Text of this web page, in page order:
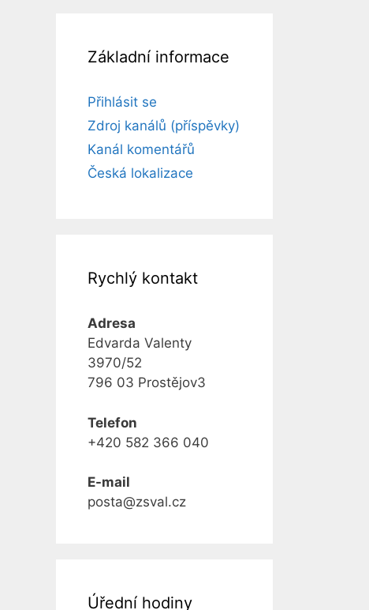
Základní informace
Přihlásit se
Zdroj kanálů (příspěvky)
Kanál komentářů
Česká lokalizace
Rychlý kontakt
Adresa
Edvarda Valenty
3970/52
796 03 Prostějov3
Telefon
+420 582 366 040
E-mail
posta@zsval.cz
Úřední hodiny